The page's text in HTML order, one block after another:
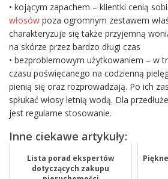
• kojącym zapachem – klientki cenią
włosów poza ogromnym zestawem
charakteryzuje się także przyjemną
na skórze przez bardzo długi czas
• bezproblemowym użytkowaniem – w
czasu poświęcanego na codzienną
pienią się oraz rozprowadzają. Po ich
spłukać włosy letnią wodą. Dla
jest regularne stosowanie.
Inne ciekawe artykuły:
Lista porad ekspertów
dotyczących zakupu